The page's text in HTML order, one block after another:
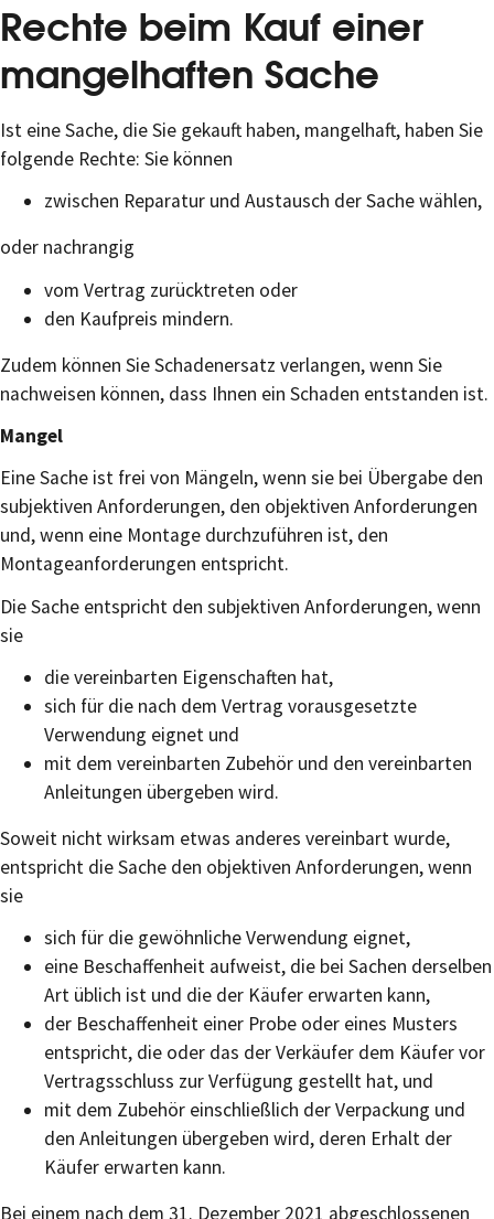
Rechte beim Kauf einer
mangelhaften Sache
Ist eine Sache, die Sie gekauft haben, mangelhaft, haben Sie
folgende Rechte: Sie können
zwischen Reparatur und Austausch der Sache wählen,
oder nachrangig
vom Vertrag zurücktreten oder
den Kaufpreis mindern.
Zudem können Sie Schadenersatz verlangen, wenn Sie
nachweisen können, dass Ihnen ein Schaden entstanden ist.
Mangel
Eine Sache ist frei von Mängeln, wenn sie bei Übergabe den
subjektiven Anforderungen, den objektiven Anforderungen
und, wenn eine Montage durchzuführen ist, den
Montageanforderungen entspricht.
Die Sache entspricht den subjektiven Anforderungen, wenn
sie
die vereinbarten Eigenschaften hat,
sich für die nach dem Vertrag vorausgesetzte
Verwendung eignet und
mit dem vereinbarten Zubehör und den vereinbarten
Anleitungen übergeben wird.
Soweit nicht wirksam etwas anderes vereinbart wurde,
entspricht die Sache den objektiven Anforderungen, wenn
sie
sich für die gewöhnliche Verwendung eignet,
eine Beschaffenheit aufweist, die bei Sachen derselben
Art üblich ist und die der Käufer erwarten kann,
der Beschaffenheit einer Probe oder eines Musters
entspricht, die oder das der Verkäufer dem Käufer vor
Vertragsschluss zur Verfügung gestellt hat, und
mit dem Zubehör einschließlich der Verpackung und
den Anleitungen übergeben wird, deren Erhalt der
Käufer erwarten kann.
Bei einem nach dem 31. Dezember 2021 abgeschlossenen